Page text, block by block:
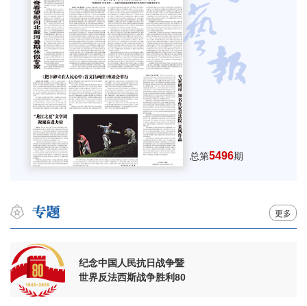
总第5496期
更多
纪念中国人民抗日战争暨
世界反法西斯战争胜利80